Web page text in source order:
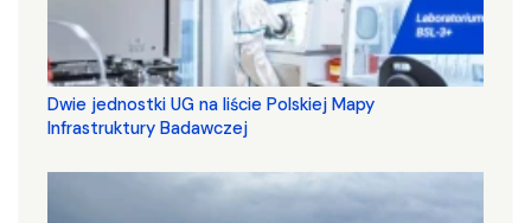
Dwie jednostki UG na liście Polskiej Mapy
Infrastruktury Badawczej